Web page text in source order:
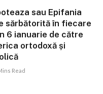
sau Epifania
sărbătorită în fiecare
6 ianuarie de către
ortodoxă și
Read